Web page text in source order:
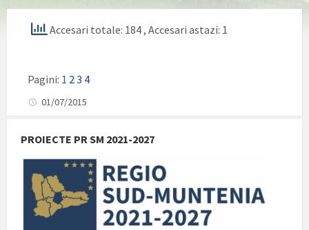
Accesari totale: 184, Accesari astazi: 1
Pagini: 1 2 3 4
01/07/2015
PROIECTE PR SM 2021-2027